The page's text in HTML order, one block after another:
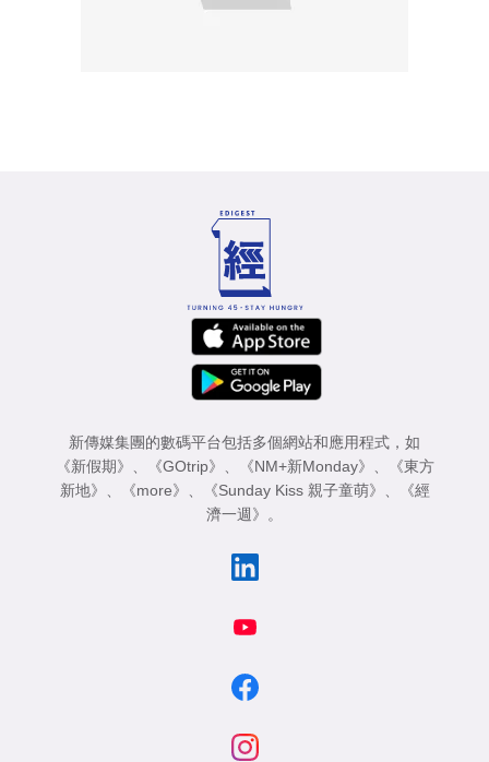
新傳媒集團的數碼平台包括多個網站和應用程式，如
《新假期》
《GOtrip》 《NM+新Monday》
《東方
新地》
《more》 《Sunday Kiss 親子童萌》
《經
濟一週》
。